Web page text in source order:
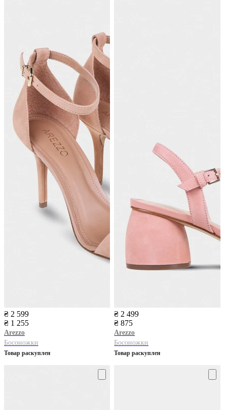
₴ 2 599
₴ 1 255
Arezzo
Босоножки
Товар раскуплен
₴ 2 499
₴ 875
Arezzo
Босоножки
Товар раскуплен